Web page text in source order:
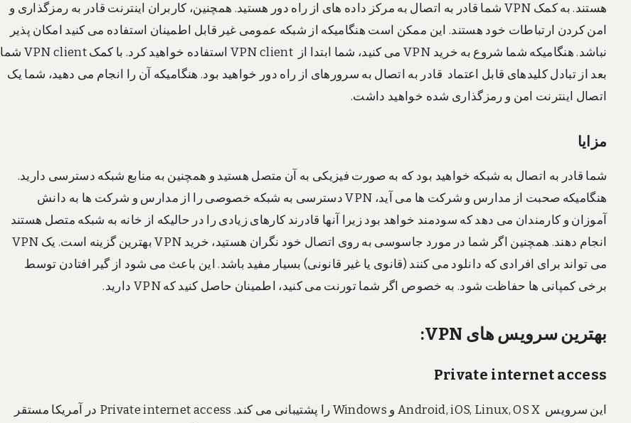
هستند. به کمک VPN شما قادر به اتصال به مرکز داده های از راه دور هستید. همچنین، کاربران اینترنت قادر به رمزگذاری و
امن کردن ارتباطات خود هستند. این ممکن است هنگامیکه از شبکه عمومی غیر قابل اطمینان استفاده می کنید امکان پذیر
نباشد. هنگامیکه شما شروع به خرید VPN می کنید، شما ابتدا از VPN client استفاده خواهید کرد. با کمک VPN client شما
بعد از تبادل کلیدهای قابل اعتماد قادر به اتصال به سرورهای از راه دور خواهید بود. هنگامیکه آن را انجام می دهید، شما یک
اتصال اینترنت امن و رمزگذاری شده خواهید داشت.
مزایا
شما قادر به اتصال به شبکه خواهید بود که به صورت فیزیکی به آن متصل هستید و همچنین به منابع شبکه دسترسی دارید.
هنگامیکه صحبت از مدارس و شرکت ها می آید، VPN دسترسی به شبکه خصوصی را از مدارس و شرکت ها به دانش
آموزان و کارمندان می دهد که سودمند خواهد بود زیرا آنها قادرند کارهای زیادی را در حالیکه از خانه به شبکه متصل هستند
انجام دهند. همچنین اگر شما در مورد جاسوسی به روی اتصال خود نگران هستید، خرید VPN بهترین گزینه است. یک VPN
می تواند برای افرادی که دانلود می کنند (قانوی یا غیر قانونی) بسیار مفید باشد. این باعث می شود از گیر افتادن توسط
برخی کمپانی ها حفاظت شود. به خصوص اگر شما تورنت می کنید، اطمینان حاصل کنید که VPN دارید.
بهترینسرویسهای VPN
:
Private internet access
این سرویس Android, iOS, Linux, OS X و Windows را پشتیبانی می کند. Private internet access در آمریکا مستقر